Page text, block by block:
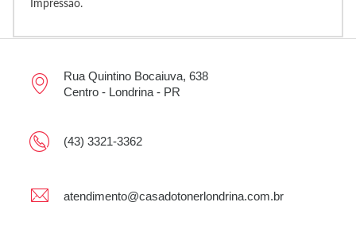
Impressão.
Rua Quintino Bocaiuva, 638
Centro - Londrina - PR
(43) 3321-3362
atendimento@casadotonerlondrina.com.br